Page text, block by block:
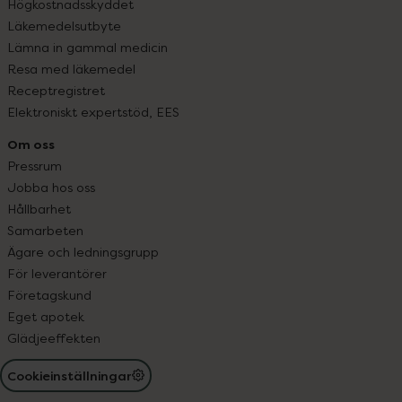
Högkostnadsskyddet
Läkemedelsutbyte
Lämna in gammal medicin
Resa med läkemedel
Receptregistret
Elektroniskt expertstöd, EES
Om oss
Pressrum
Jobba hos oss
Hållbarhet
Samarbeten
Ägare och ledningsgrupp
För leverantörer
Företagskund
Eget apotek
Glädjeeffekten
Cookieinställningar